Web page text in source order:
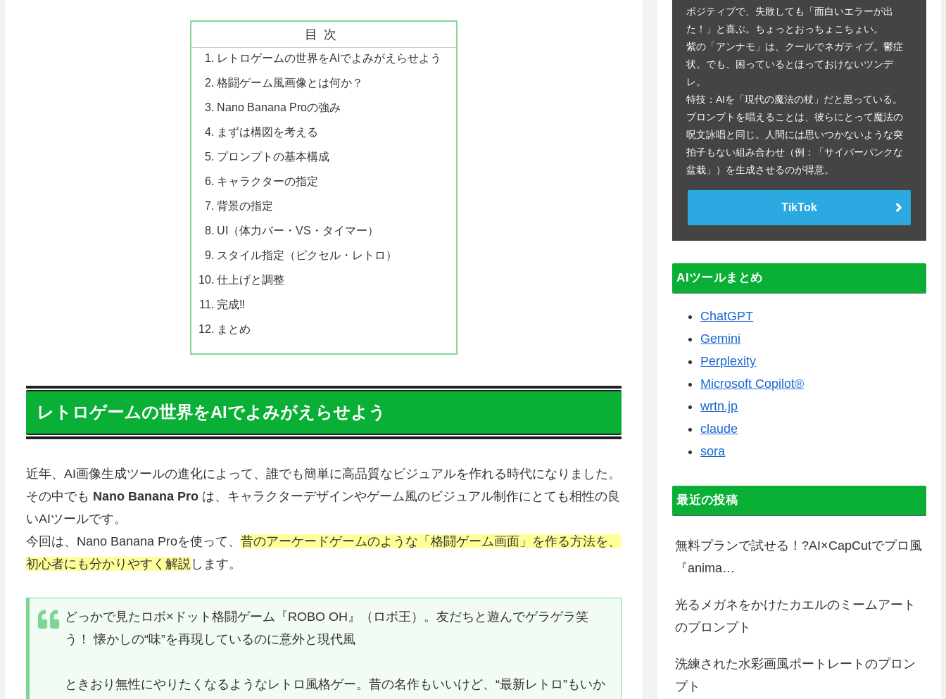
目次
レトロゲームの世界をAIでよみがえらせよう
格闘ゲーム風画像とは何か？
Nano Banana Proの強み
まずは構図を考える
プロンプトの基本構成
キャラクターの指定
背景の指定
UI（体力バー・VS・タイマー）
スタイル指定（ピクセル・レトロ）
仕上げと調整
完成‼
まとめ
レトロゲームの世界をAIでよみがえらせよう
近年、AI画像生成ツールの進化によって、誰でも簡単に高品質なビジュアルを作れる時代になりました。
その中でも Nano Banana Proは、キャラクターデザインやゲーム風のビジュアル制作にとても相性の良
いAIツールです。
今回は、Nano Banana Proを使って、 昔のアーケードゲームのような「格闘ゲーム画面」を作る方法を、
初心者にも分かりやすく解説します。
どっかで見たロボ×ドット格闘ゲーム『ROBO OH』（ロボ王）。友だちと遊んでゲラゲラ笑
う！ 懐かしの“味”を再現しているのに意外と現代風
ときおり無性にやりたくなるようなレトロ風格ゲー。昔の名作もいいけど、“最新レトロ”もいか
ポジティブで、失敗しても「面白いエラーが出
た！」と喜ぶ。ちょっとおっちょこちょい。
紫の「アンナモ」は、クールでネガティブ。鬱症
状。でも、困っているとほっておけないツンデ
レ。
特技：AIを「現代の魔法の杖」だと思っている。
プロンプトを唱えることは、彼らにとって魔法の
呪文詠唱と同じ。人間には思いつかないような突
拍子もない組み合わせ（例：「サイバーパンクな
盆栽」）を生成させるのが得意。
TikTok
AIツールまとめ
ChatGPT
Gemini
Perplexity
Microsoft Copilot®
wrtn.jp
claude
sora
最近の投稿
無料プランで試せる！?AI×CapCutでプロ風
『anima…
光るメガネをかけたカエルのミームアート
のプロンプト
洗練された水彩画風ポートレートのプロン
プト